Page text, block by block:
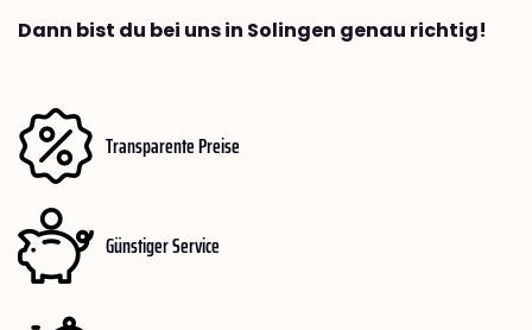
Dann bist du bei uns in Solingen genau richtig!
Transparente Preise
Günstiger Service